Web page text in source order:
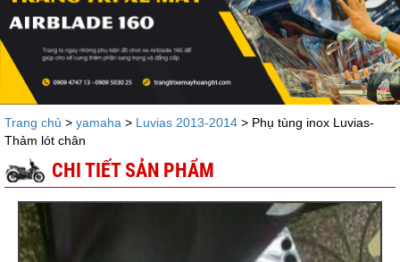
Trang chủ > yamaha > Luvias 2013-2014 > Phụ tùng inox Luvias-
Thảm lót chân
CHI TIẾT SẢN PHẨM